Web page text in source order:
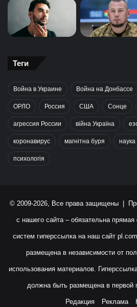
Теги
Война в Украине Война на Донбассе
ОРЛО Россия США Сонце
агрессия России війна Україна
коронавирус магнітна буря наука
психологія
© 2009-2026, Все права защищены |
с нашего сайта – обязательна
систем гиперссылка на наш сайт
размещена в независимости от
использования материалов.
должна быть размещена в первой
Редакция Реклама